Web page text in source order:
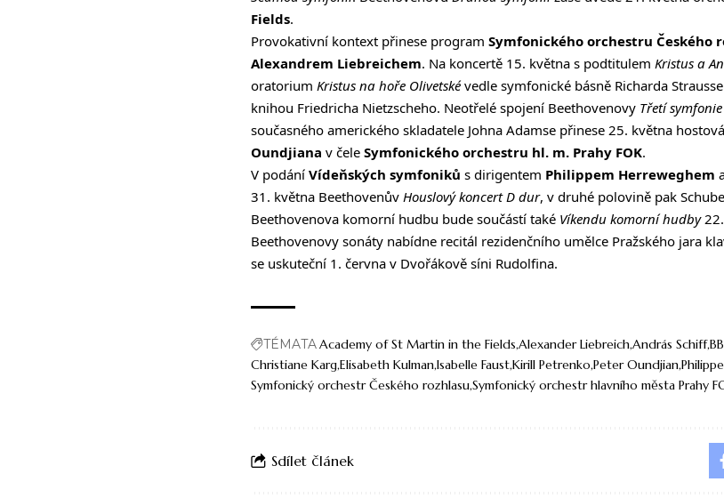
Fields.
Provokativní kontext přinese program Symfonického orchestru Českého
Alexandrem Liebreichem. Na koncertě 15. května s podtitulem Kristus a
oratorium Kristus na hoře Olivetskévedle symfonické básně Richarda Strausse
knihou Friedricha Nietzscheho. Neotřelé spojení Beethovenovy Třetí symfonie
současného amerického skladatele Johna Adamse přinese 25. května
Oundjiana v čele Symfonického orchestru hl. m. Prahy FOK.
V podání Vídeňských symfoniků s dirigentem Philippem Herreweghem
31. května Beethovenův Houslový koncert D dur, v druhé polovině pak
Beethovenova komorní hudbu bude součástí také Víkendu komorní hudby22.
Beethovenovy sonáty nabídne recitál rezidenčního umělce Pražského jara
se uskuteční 1. června v Dvořákově síni Rudolfina.
TÉMATAAcademy of St Martin in the Fields Alexander LiebreichAndrás Schiff
Christiane KargElisabeth KulmanIsabelle FaustKirill Petrenko Peter Oundjian
Symfonický orchestr Českého rozhlasuSymfonický orchestr hlavního města Prahy
Sdílet článek